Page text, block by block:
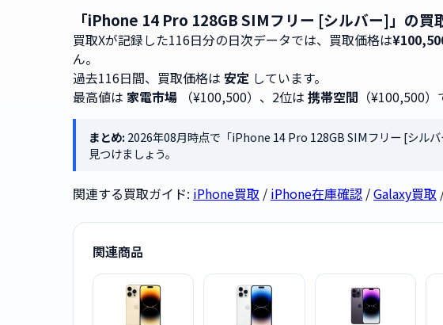
「iPhone 14 Pro 128GB SIMフリー [シルバー]」の買
買取Xが記録した116日分の日次データでは、買取価格は
ん。
過去116日間、買取価格は 安定 しています。
最高値は 家電市場 （¥100,500）、2位は 携帯空間 （¥100,500
まとめ:2026年08月時点で「iPhone 14 Pro 128GB SIMフリー [シル
見つけましょう。
関連する買取ガイド: iPhone買取 / iPhone在庫確認 /Galaxy買取
関連商品